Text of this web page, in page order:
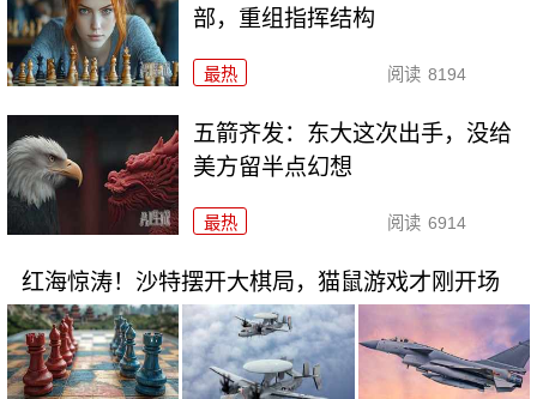
部，重组指挥结构
最热 阅读 8194
五箭齐发：东大这次出手，没给
美方留半点幻想
最热 阅读 6914
红海惊涛！沙特摆开大棋局，猫鼠游戏才刚开场